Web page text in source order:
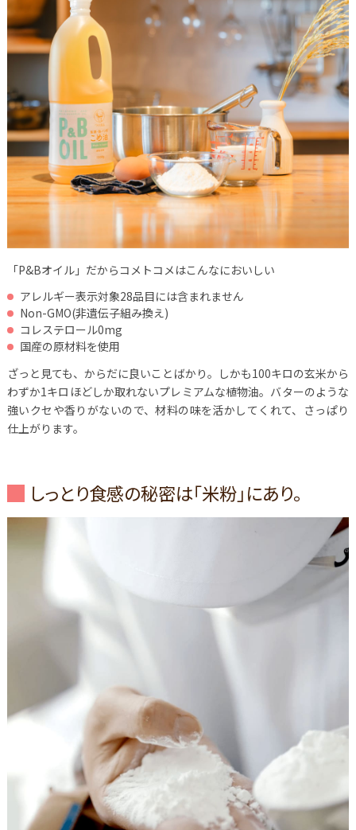
「P&Bオイル」だからコメトコメはこんなにおいしい
アレルギー表示対象28品目には含まれません
Non-GMO(非遺伝子組み換え)
コレステロール0mg
国産の原材料を使用
ざっと見ても、からだに良いことばかり。しかも100キロの玄米から
わずか1キロほどしか取れないプレミアムな植物油。バターのような
強いクセや香りがないので、材料の味を活かしてくれて、さっぱり
仕上がります。
しっとり食感の秘密は「米粉」にあり。